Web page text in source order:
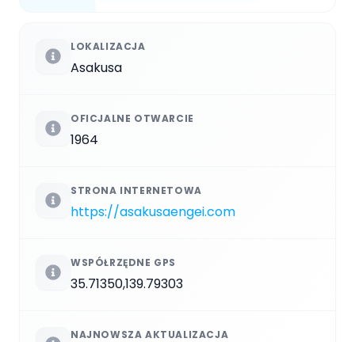
LOKALIZACJA
Asakusa
OFICJALNE OTWARCIE
1964
STRONA INTERNETOWA
https://asakusaengei.com
WSPÓŁRZĘDNE GPS
35.71350,139.79303
NAJNOWSZA AKTUALIZACJA